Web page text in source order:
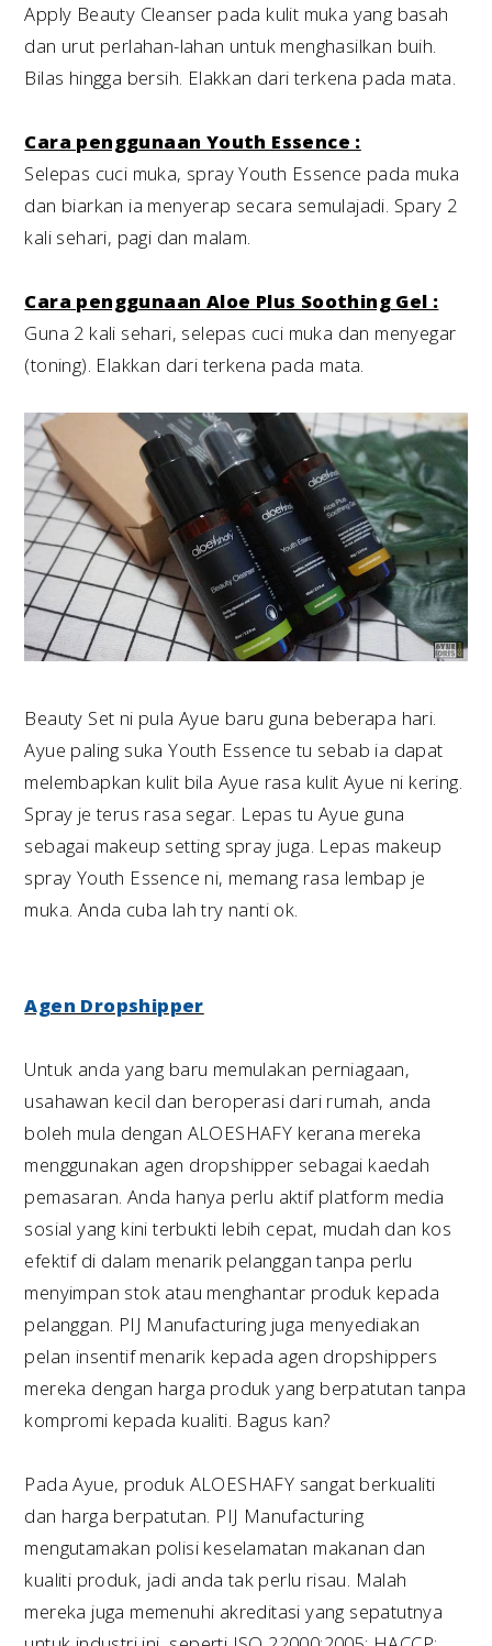
Apply Beauty Cleanser pada kulit muka yang basah
dan urut perlahan-lahan untuk menghasilkan buih.
Bilas hingga bersih. Elakkan dari terkena pada mata.
Cara penggunaan Youth Essence :
Selepas cuci muka, spray Youth Essence pada muka
dan biarkan ia menyerap secara semulajadi. Spary 2
kali sehari, pagi dan malam.
Cara penggunaan Aloe Plus Soothing Gel :
Guna 2 kali sehari, selepas cuci muka dan menyegar
(toning). Elakkan dari terkena pada mata.
Beauty Set ni pula Ayue baru guna beberapa hari.
Ayue paling suka Youth Essence tu sebab ia dapat
melembapkan kulit bila Ayue rasa kulit Ayue ni kering.
Spray je terus rasa segar. Lepas tu Ayue guna
sebagai makeup setting spray juga. Lepas makeup
spray Youth Essence ni, memang rasa lembap je
muka. Anda cuba lah try nanti ok.
Agen Dropshipper
Untuk anda yang baru memulakan perniagaan,
usahawan kecil dan beroperasi dari rumah, anda
boleh mula dengan ALOESHAFY kerana mereka
menggunakan agen dropshipper sebagai kaedah
pemasaran. Anda hanya perlu aktif platform media
sosial yang kini terbukti lebih cepat, mudah dan kos
efektif di dalam menarik pelanggan tanpa perlu
menyimpan stok atau menghantar produk kepada
pelanggan. PIJ Manufacturing juga menyediakan
pelan insentif menarik kepada agen dropshippers
mereka dengan harga produk yang berpatutan tanpa
kompromi kepada kualiti. Bagus kan?
Pada Ayue, produk ALOESHAFY sangat berkualiti
dan harga berpatutan. PIJ Manufacturing
mengutamakan polisi keselamatan makanan dan
kualiti produk, jadi anda tak perlu risau. Malah
mereka juga memenuhi akreditasi yang sepatutnya